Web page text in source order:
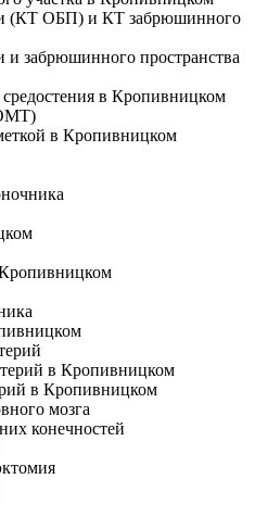
(КТ ОБП) и КТ забрюшинного
забрюшинного пространства
в Кропивницком
в Кропивницком
Кропивницком
в Кропивницком
в Кропивницком
мозга
конечностей